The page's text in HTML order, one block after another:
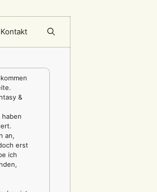
Kontakt
&
haben
an,
erst
ich